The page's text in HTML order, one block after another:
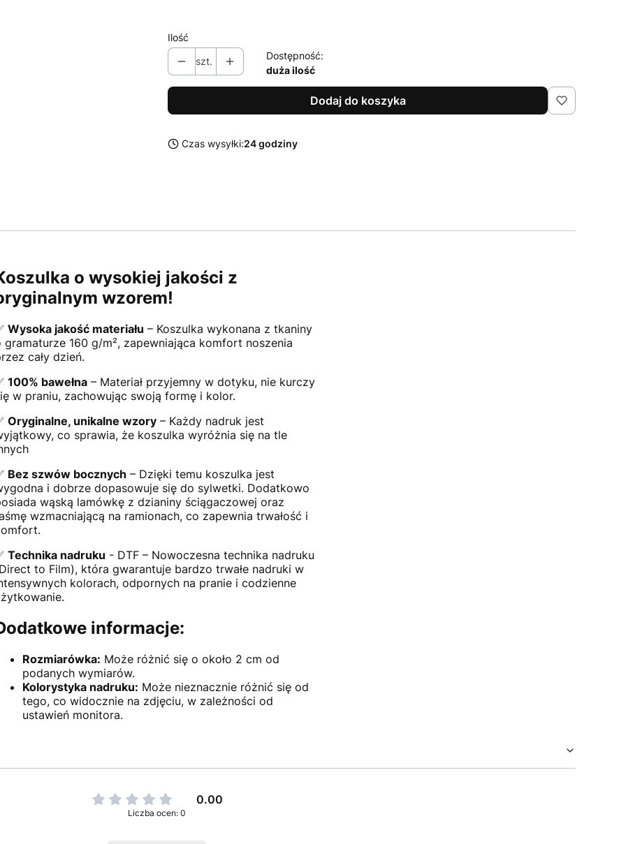
Ilość
szt.
Dostępność:
duża ilość
Dodaj do koszyka
Czas wysyłki:24 godziny
o wysokiej jakości z
wzorem!
Wysoka jakość materiału – Koszulka wykonana z tkaniny
gramaturze 160 g/m², zapewniająca komfort noszenia
cały dzień.
100% bawełna – Materiał przyjemny w dotyku, nie kurczy
w praniu, zachowując swoją formę i kolor.
Oryginalne, unikalne wzory – Każdy nadruk jest
co sprawia, że koszulka wyróżnia się na tle
Bez szwów bocznych – Dzięki temu koszulka jest
i dobrze dopasowuje się do sylwetki. Dodatkowo
wąską lamówkę z dzianiny ściągaczowej oraz
wzmacniającą na ramionach, co zapewnia trwałość i
Technika nadruku - DTF – Nowoczesna technika nadruku
to Film), która gwarantuje bardzo trwałe nadruki w
kolorach, odpornych na pranie i codzienne
informacje:
Rozmiarówka: Może różnić się o około 2 cm od
podanych wymiarów.
Kolorystyka nadruku: Może nieznacznie różnić się od
tego, co widocznie na zdjęciu, w zależności od
ustawień monitora.
0.00
Liczba ocen: 0